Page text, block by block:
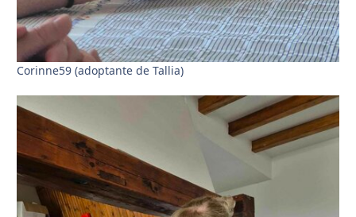
Corinne59 (adoptante de Tallia)